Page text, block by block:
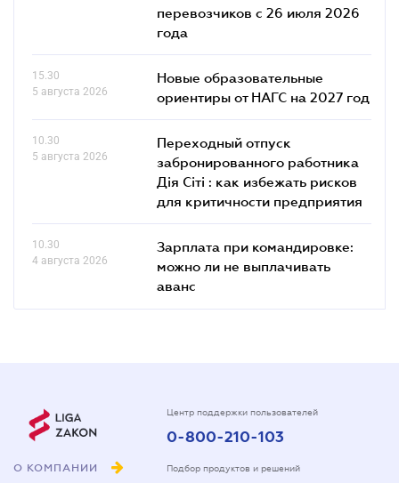
перевозчиков с 26 июля 2026
года
15.30
5 августа 2026
Новые образовательные
ориентиры от НАГС на 2027 год
10.30
5 августа 2026
Переходный отпуск
забронированного работника
Дія Сіті : как избежать рисков
для критичности предприятия
10.30
4 августа 2026
Зарплата при командировке:
можно ли не выплачивать
аванс
О КОМПАНИИ
Центр поддержки пользователей
0-800-210-103
Подбор продуктов и решений